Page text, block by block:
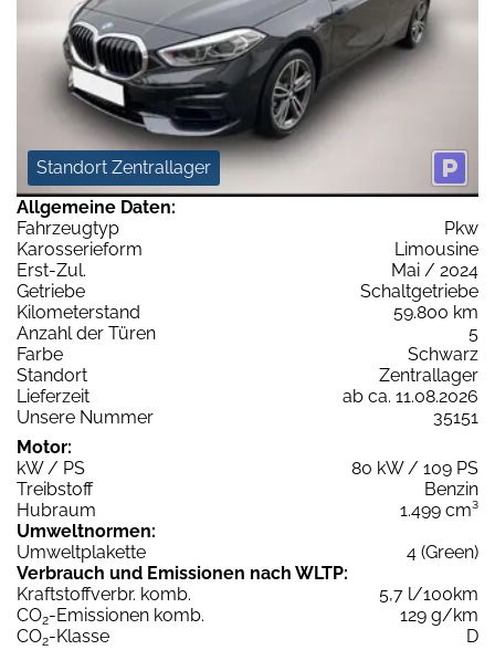
Standort Zentrallager
Allgemeine Daten:
Fahrzeugtyp
Pkw
Karosserieform
Limousine
Erst-Zul.
Mai / 2024
Getriebe
Schaltgetriebe
Kilometerstand
59.800 km
Anzahl der Türen
5
Farbe
Schwarz
Standort
Zentrallager
Lieferzeit
ab ca. 11.08.2026
Unsere Nummer
35151
Motor:
kW / PS
80 kW / 109 PS
Treibstoff
Benzin
Hubraum
1.499 cm³
Umweltnormen:
Umweltplakette
4 (Green)
Verbrauch und Emissionen nach WLTP:
Kraftstoffverbr. komb.
5,7 l/100km
CO2-Emissionen komb.
129 g/km
CO2-Klasse
D